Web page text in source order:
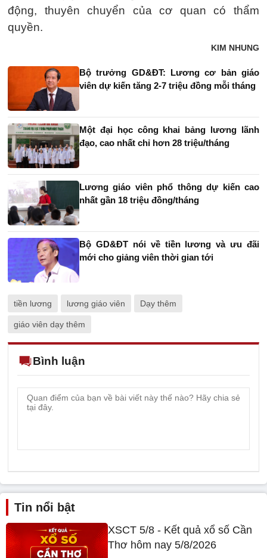
động, thuyên chuyển của cơ quan có thẩm
quyền.
KIM NHUNG
Bộ trưởng GD&ĐT: Lương cơ bản giáo
viên dự kiến tăng 2-7 triệu đồng mỗi tháng
Một đại học công khai bảng lương lãnh
đạo, cao nhất chỉ hơn 28 triệu/tháng
Lương giáo viên phổ thông dự kiến cao
nhất gần 18 triệu đồng/tháng
Bộ GD&ĐT nói về tiền lương và ưu đãi
mới cho giảng viên thời gian tới
tiền lương lương giáo viên Dạy thêm
giáo viên dạy thêm
Bình luận
Tin nổi bật
XSCT 5/8 - Kết quả xổ số Cần
Thơ hôm nay 5/8/2026